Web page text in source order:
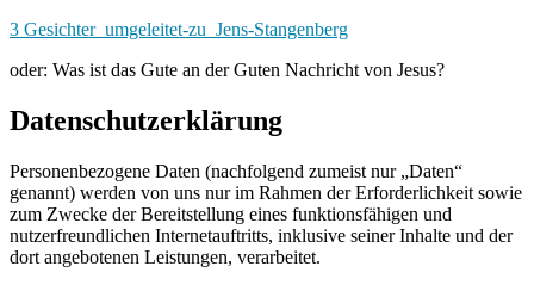
Zum
springen
3 Gesichter_umgeleitet-zu_Jens-Stangenberg
oder: Was ist das Gute an der Guten Nachricht von Jesus?
Datenschutzerklärung
Personenbezogene Daten (nachfolgend zumeist nur „Daten“
genannt) werden von uns nur im Rahmen der Erforderlichkeit sowie
zum Zwecke der Bereitstellung eines funktionsfähigen und
nutzerfreundlichen Internetauftritts, inklusive seiner Inhalte und der
dort angebotenen Leistungen, verarbeitet.